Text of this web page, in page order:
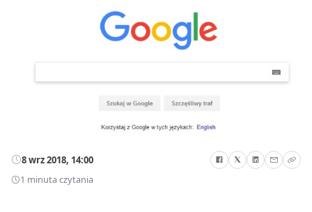
8 wrz 2018, 14:00
1 minuta czytania